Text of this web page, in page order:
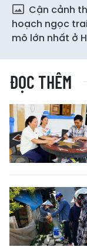
Cận cảnh
hoạch ngọc
mô lớn nhất ở
ĐỌC THÊM